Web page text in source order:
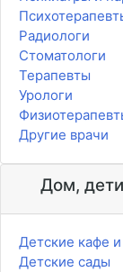
Радиологи
Стоматологи
Терапевты
Урологи
Другие врачи
Дом,
Детские кафе
Детские сады